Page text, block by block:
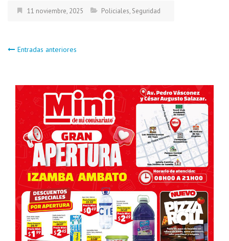
11 noviembre, 2025 Policiales, Seguridad
Navegación
de
entradas
Entradas anteriores